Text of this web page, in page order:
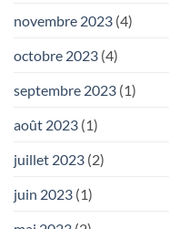
novembre 2023 (4)
octobre 2023 (4)
septembre 2023 (1)
août 2023 (1)
juillet 2023 (2)
juin 2023 (1)